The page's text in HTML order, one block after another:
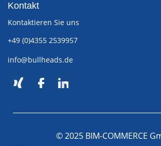
Kontakt
Kontaktieren Sie uns
+49 (0)4355 2539957
info@bullheads.de
© 2025 BIM-COMMERCE